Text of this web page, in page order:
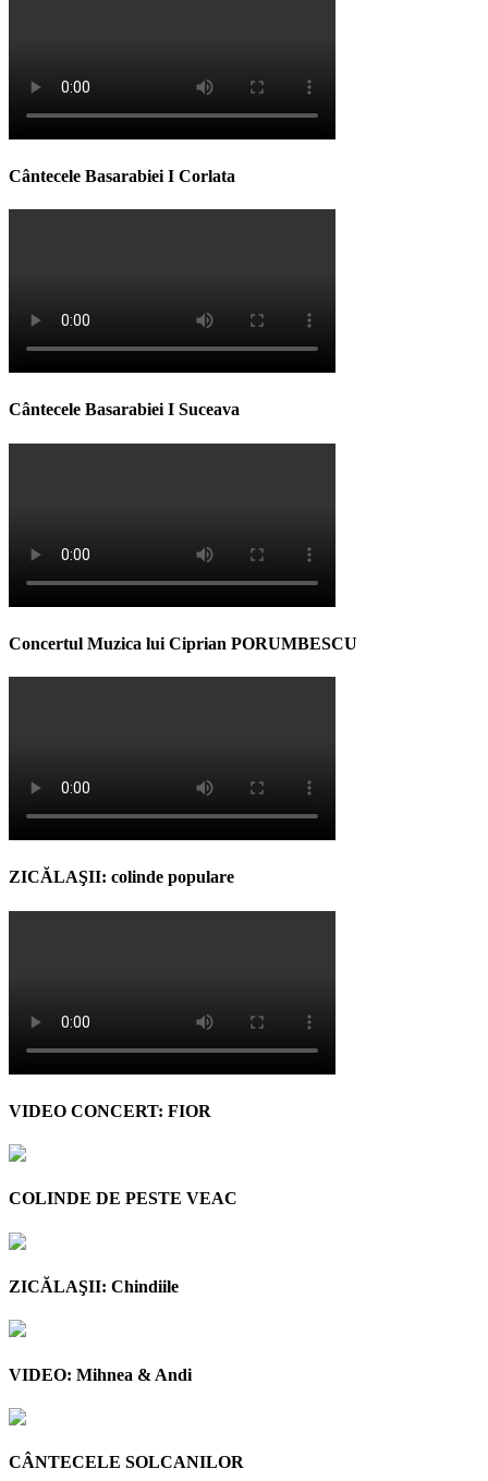
Cântecele Basarabiei I Corlata
Cântecele Basarabiei I Suceava
Concertul Muzica lui Ciprian PORUMBESCU
ZICĂLAŞII: colinde populare
VIDEO CONCERT: FIOR
COLINDE DE PESTE VEAC
ZICĂLAŞII: Chindiile
VIDEO: Mihnea & Andi
CÂNTECELE SOLCANILOR